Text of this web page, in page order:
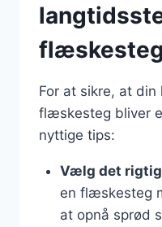
flæskesteg
For at sikre, at
flæskesteg bliver
nyttige tips:
Vælg det
en flæskesteg
at opnå sprød